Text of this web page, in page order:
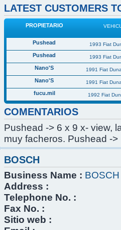
LATEST CUSTOMERS
PROPIETARIO
Pushead 1993 Fiat
Pushead 1993 Fiat
Nano'S 1991 Fiat
Nano'S 1991 Fiat
fucu.mil 1992 Fiat
COMENTARIOS
Pushead -> 6 x 9 x- view,
muy facheros. Pushead -
BOSCH
Business Name : BOSCH
Address :
Telephone No. :
Fax No. :
Sitio web :